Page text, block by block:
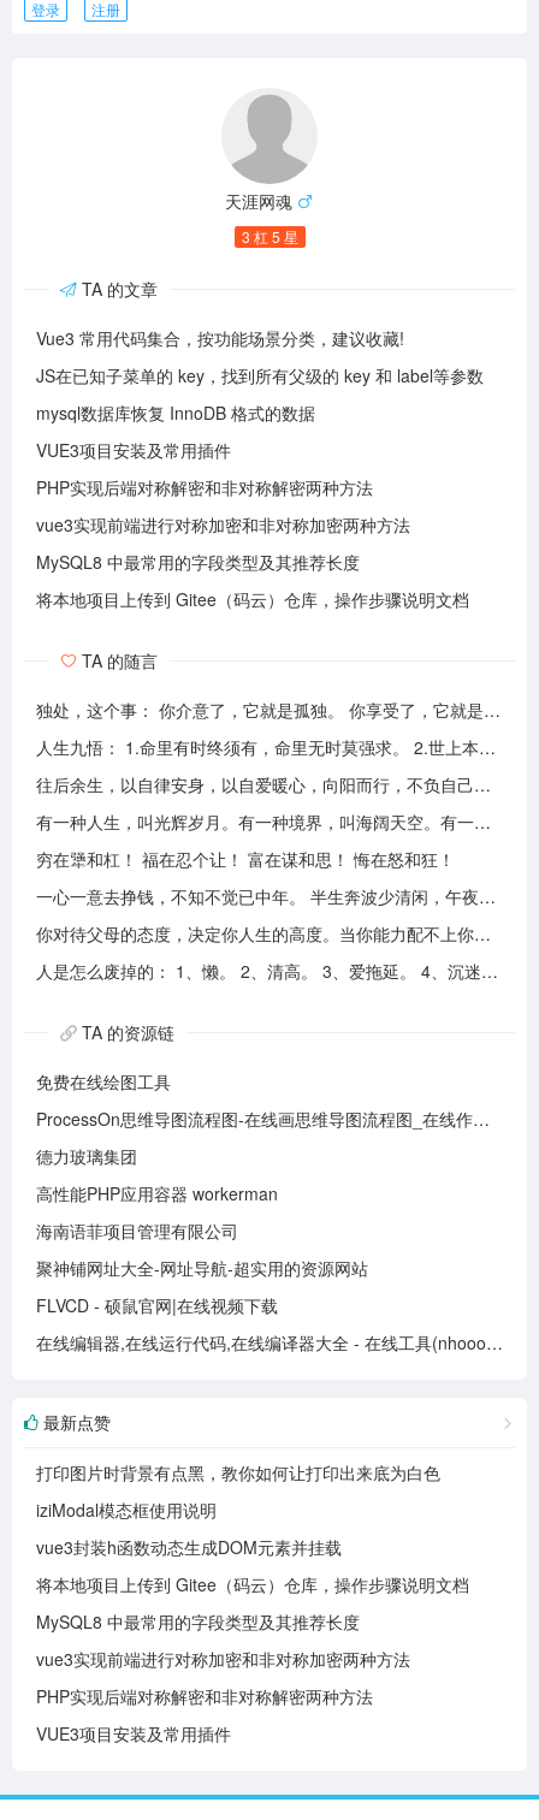
登录 注册
天涯网魂
3 杠 5 星
TA 的文章
Vue3 常用代码集合，按功能场景分类，建议收藏!
JS在已知子菜单的 key，找到所有父级的 key 和 label等参数
mysql数据库恢复 InnoDB 格式的数据
VUE3项目安装及常用插件
PHP实现后端对称解密和非对称解密两种方法
vue3实现前端进行对称加密和非对称加密两种方法
MySQL8 中最常用的字段类型及其推荐长度
将本地项目上传到 Gitee（码云）仓库，操作步骤说明文档
TA 的随言
独处，这个事： 你介意了，它就是孤独。 你享受了，它就是自由。
人生九悟： 1.命里有时终须有，命里无时莫强求。 2.世上本无事槦人自扰之。 3.睡前原谅一切，醒来不问过往。 4.平安健康是财富，无病无灾。 5.人心换人心，换不来就转身。 6.看破不说破，看透不说透。 7.得意时看淡，失意时看开。 8.知足常乐，一切随缘。 9.人生本过客，何须执着。
往后余生，以自律安身，以自爱暖心，向阳而行，不负自己，活成自己喜欢的模样！
有一种人生，叫光辉岁月。有一种境界，叫海阔天空。有一种心态，叫不可一世。 有一种亲情，叫真的爱你。有一种乡音，叫农民。 有一种爱情，叫喜欢你。 有一种路途，叫灰色轨迹。 有一种知己，叫情人。有一种情结，叫长城。 有一种和平，叫AMANI。 有一种行动，叫不再犹豫。 有一种父爱，叫大地。有一种孤独，叫冷雨夜。 有一种伤心，叫无尽空虚。 有一种无奈，叫岁月无声。有一种信仰，叫再见理想。有一种童真，叫月光光。有一种力量，叫冲开一切。有一种坚强，叫午夜怨曲。有一种感慨，叫谁伴我闯荡。 有一种坦然，叫无悔这一生。有一种思念，叫遥望。有一个歌手，叫黄家驹。 有一支乐队，叫BEYOND。三十多年，一晃而过！精神永留心间，致敬家驹！！
穷在犟和杠！ 福在忍个让！ 富在谋和思！ 悔在怒和狂！
一心一意去挣钱，不知不觉已中年。 半生奔波少清闲，午夜孤枕难入眠。 青山不老我不闲，一生忙碌为油盐。 风风雨雨几十载，转眼黄土埋胸前。 我笑青山颜不变，青山笑我已暮年。 如牛到老不得闲，得闲已与山共眠。 半生风雨半生寒，一杯浊酒敬流年。 回首过往半生路，七分酸楚三分甜。 岁月赠我两鬓霜，红尘赐我一身伤。 尝遍人间千般苦，颜衰依旧笑夕阳。
你对待父母的态度，决定你人生的高度。当你能力配不上你的欲望的时候，要学会控制欲望，并对自己的能力有认知、对自己的消费有规划、对自己的欲望有克制。
人是怎么废掉的： 1、懒。 2、清高。 3、爱拖延。 4、沉迷美色。 5、没有自控力。 6、不思考不学习。 7、安慰式自我欺骗。 8、胆小如鼠不敢打拼。 9、不懂示弱找别人帮助。 10、满脑子都是鸡毛蒜皮，忽略重大事情的选择。
TA 的资源链
免费在线绘图工具
ProcessOn思维导图流程图-在线画思维导图流程图_在线作图实时协作
德力玻璃集团
高性能PHP应用容器 workerman
海南语菲项目管理有限公司
聚神铺网址大全-网址导航-超实用的资源网站
FLVCD - 硕鼠官网|在线视频下载
在线编辑器,在线运行代码,在线编译器大全 - 在线工具(nhooo.com)
最新点赞
打印图片时背景有点黑，教你如何让打印出来底为白色
iziModal模态框使用说明
vue3封装h函数动态生成DOM元素并挂载
将本地项目上传到 Gitee（码云）仓库，操作步骤说明文档
MySQL8 中最常用的字段类型及其推荐长度
vue3实现前端进行对称加密和非对称加密两种方法
PHP实现后端对称解密和非对称解密两种方法
VUE3项目安装及常用插件